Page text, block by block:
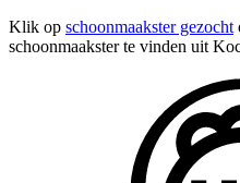
Klik op schoonmaakster gezocht
schoonmaakster te vinden uit